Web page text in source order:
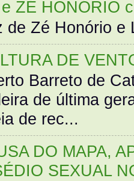
ZÉ HONÓRIO
de Zé Honório
DE
Barreto de
de última
de rec...
DO MAPA,
SEXUAL